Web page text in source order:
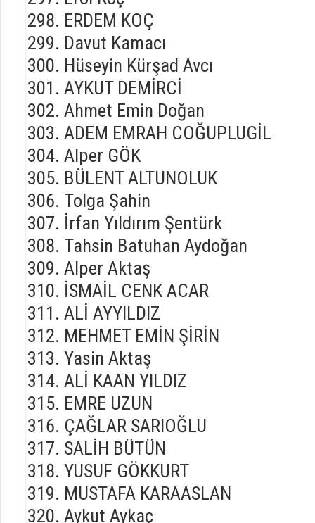
ERDEM KOÇ
Davut Kamacı
Hüseyin Kürşad Avcı
AYKUT DEMİRCİ
Ahmet Emin Doğan
ADEM EMRAH COĞUPLUGİL
Alper GÖK
BÜLENT ALTUNOLUK
Tolga Şahin
İrfan Yıldırım Şentürk
Tahsin Batuhan Aydoğan
Alper Aktaş
İSMAİL CENK ACAR
ALİ AYYILDIZ
MEHMET EMİN ŞİRİN
Yasin Aktaş
ALİ KAAN YILDIZ
EMRE UZUN
ÇAĞLAR SARIOĞLU
SALİH BÜTÜN
YUSUF GÖKKURT
MUSTAFA KARAASLAN
Aykut Aykaç